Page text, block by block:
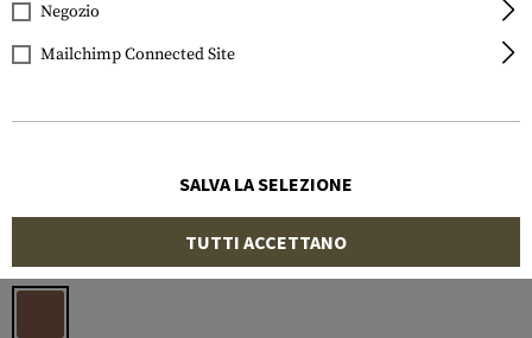
Colore:
Deserto
Negozio
Mailchimp Connected Site
SALVA LA SELEZIONE
TUTTI ACCETTANO